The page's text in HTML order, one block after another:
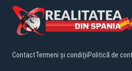
ContactTermeni și condițiiPolitică de